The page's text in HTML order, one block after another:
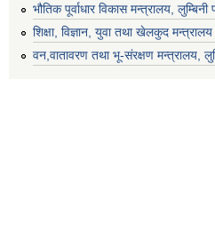
भौतिक पूर्वाधार विकास मन्त्रालय, लुम्बिनी
शिक्षा, विज्ञान, युवा तथा खेलकुद मन्‍‍त्रालय
वन,वातावरण तथा भू-संरक्षण मन्त्रालय,